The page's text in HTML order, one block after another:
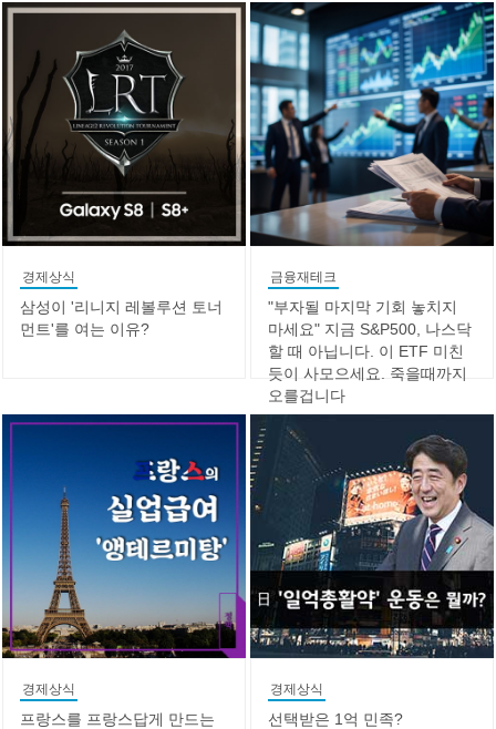
경제상식
삼성이 '리니지 레볼루션 토너
먼트'를 여는 이유?
금융재테크
"부자될 마지막 기회 놓치지
마세요" 지금 S&P500, 나스닥
할 때 아닙니다. 이 ETF 미친
듯이 사모으세요. 죽을때까지
오를겁니다
경제상식
프랑스를 프랑스답게 만드는
경제상식
선택받은 1억 민족?